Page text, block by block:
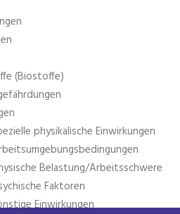
(Biostoffe)
physikalische Einwirkungen
Belastung/Arbeitsschwere
Faktoren
Einwirkungen